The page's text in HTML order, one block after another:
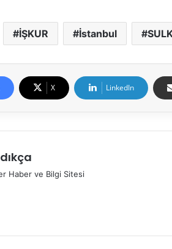
İŞKUR İstanbul
X LinkedIn
Haber ve Bilgi Sitesi